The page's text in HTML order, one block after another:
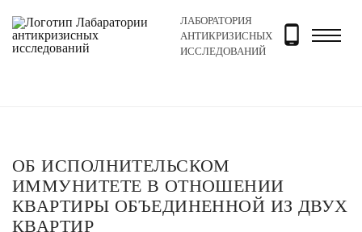
ЛАБОРАТОРИЯ
АНТИКРИЗИСНЫХ
ИССЛЕДОВАНИЙ
Главная Новости и блог Блог Об
ОБ ИСПОЛНИТЕЛЬСКОМ
ИММУНИТЕТЕ В ОТНОШЕНИИ
КВАРТИРЫ ОБЪЕДИНЕННОЙ ИЗ ДВУХ
КВАРТИР